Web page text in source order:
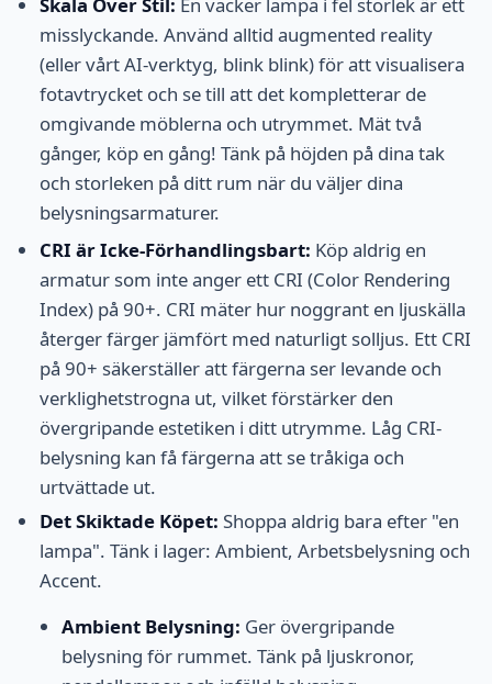
misslyckande. Använd alltid augmented reality
(eller vårt AI-verktyg, blink blink) för att visualisera
fotavtrycket och se till att det kompletterar de
omgivande möblerna och utrymmet. Mät två
gånger, köp en gång! Tänk på höjden på dina tak
och storleken på ditt rum när du väljer dina
belysningsarmaturer.
CRI är Icke-Förhandlingsbart: Köp aldrig en
armatur som inte anger ett CRI (Color Rendering
Index) på 90+. CRI mäter hur noggrant en ljuskälla
återger färger jämfört med naturligt solljus. Ett CRI
på 90+ säkerställer att färgerna ser levande och
verklighetstrogna ut, vilket förstärker den
övergripande estetiken i ditt utrymme. Låg CRI-
belysning kan få färgerna att se tråkiga och
urtvättade ut.
Det Skiktade Köpet: Shoppa aldrig bara efter "en
lampa". Tänk i lager: Ambient, Arbetsbelysning och
Accent.
Ambient Belysning: Ger övergripande
belysning för rummet. Tänk på ljuskronor,